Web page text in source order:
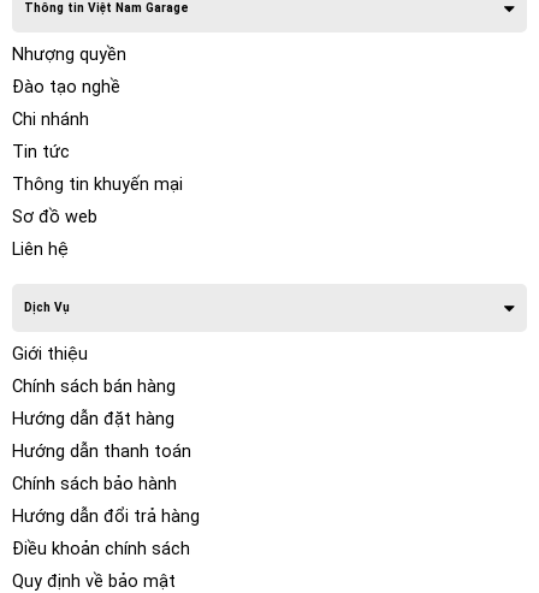
Thông tin Việt Nam Garage
Nhượng quyền
Đào tạo nghề
Chi nhánh
Tin tức
Thông tin khuyến mại
Sơ đồ web
Liên hệ
Dịch Vụ
Giới thiệu
Chính sách bán hàng
Hướng dẫn đặt hàng
Hướng dẫn thanh toán
Chính sách bảo hành
Hướng dẫn đổi trả hàng
Điều khoản chính sách
Quy định về bảo mật